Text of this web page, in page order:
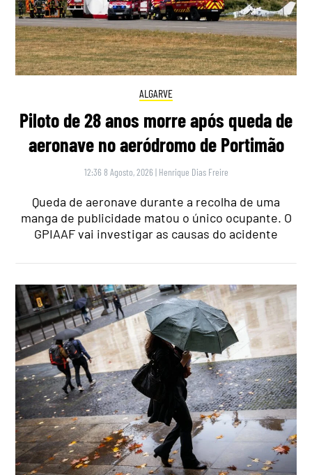
ALGARVE
Piloto de 28 anos morre após queda de
aeronave no aeródromo de Portimão
12:36 8 Agosto, 2026 | Henrique Dias Freire
Queda de aeronave durante a recolha de uma
manga de publicidade matou o único ocupante. O
GPIAAF vai investigar as causas do acidente